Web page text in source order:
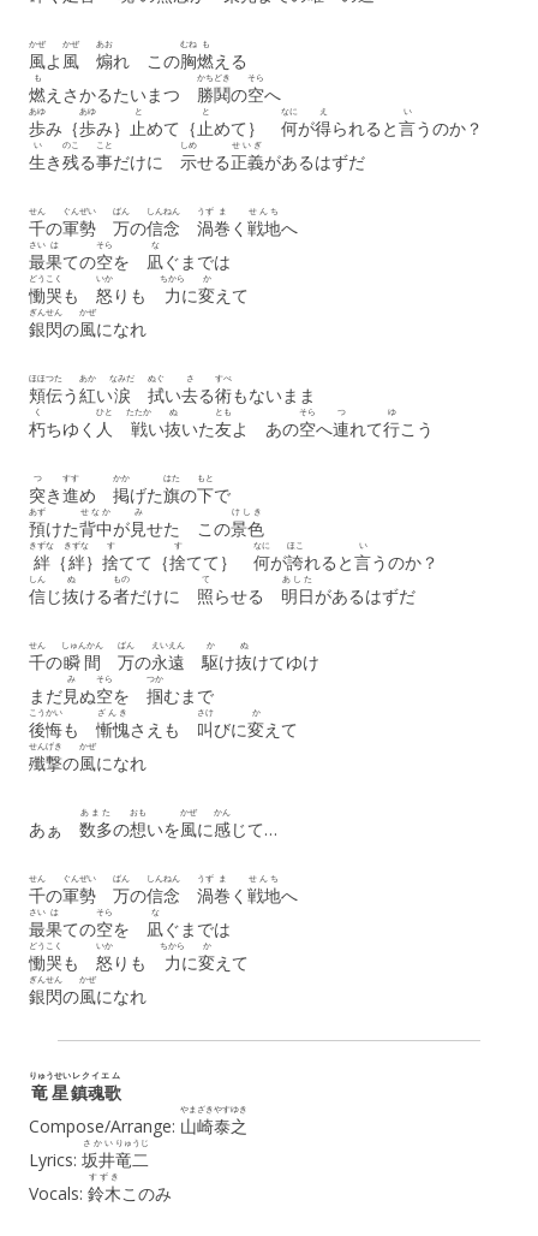
風
かぜ
よ 風
かぜ
煽
あお
れ この胸
むね
燃
も
える
燃
も
えさかるたいまつ 勝鬨
かちどき
の空
そら
へ
歩
あゆ
み｛歩
あゆ
み｝ 止
と
めて｛止
と
めて｝ 何
なに
が得
え
られると言
い
うのか？
生
い
き残
のこ
る事
こと
だけに 示
しめ
せる正義
せいぎ
があるはずだ
千
せん
の軍勢
ぐんぜい
万
ばん
の信念
しんねん
渦
うず
巻
ま
く 戦地
せんち
へ
最
さい
果
は
ての空
そら
を 凪
な
ぐまでは
慟哭
どうこく
も 怒
いか
りも 力
ちから
に変
か
えて
銀閃
ぎんせん
の風
かぜ
になれ
頬
ほほ
伝
つた
う紅
あか
い涙
なみだ
拭
ぬぐ
い去
さ
る術
すべ
もないまま
朽
く
ちゆく 人
ひと
戦
たたか
い抜
ぬ
いた友
とも
よ あの空
そら
へ連
つ
れて行
ゆ
こう
突
つ
き進
すす
め 掲
かか
げた旗
はた
の下
もと
で
預
あず
けた背中
せなか
が見
み
せた この景色
けしき
絆
きずな
｛絆
きずな
｝ 捨
す
てて｛捨
す
てて｝ 何
なに
が誇
ほこ
れると言
い
うのか？
信
しん
じ抜
ぬ
ける者
もの
だけに 照
て
らせる 明日
あした
があるはずだ
千
せん
の瞬間
しゅんかん
万
ばん
の永遠
えいえん
駆
か
け抜
ぬ
けてゆけ
まだ見
み
ぬ空
そら
を 掴
つか
むまで
後悔
こうかい
も慚愧
ざんき
さえも 叫
さけ
びに変
か
えて
殲撃
せんげき
の風
かぜ
になれ
あぁ 数多
あまた
の想
おも
いを風
かぜ
に感
かん
じて…
千
せん
の軍勢
ぐんぜい
万
ばん
の信念
しんねん
渦
うず
巻
ま
く 戦地
せんち
へ
最
さい
果
は
ての空
そら
を 凪
な
ぐまでは
慟哭
どうこく
も 怒
いか
りも 力
ちから
に変
か
えて
銀閃
ぎんせん
の風
かぜ
になれ
竜星
りゅうせい
鎮魂歌
レクイエム
Compose/Arrange: 山崎
やまざき
泰之
やすゆき
Lyrics: 坂井
さかい
竜二
りゅうじ
Vocals: 鈴木
すずき
このみ